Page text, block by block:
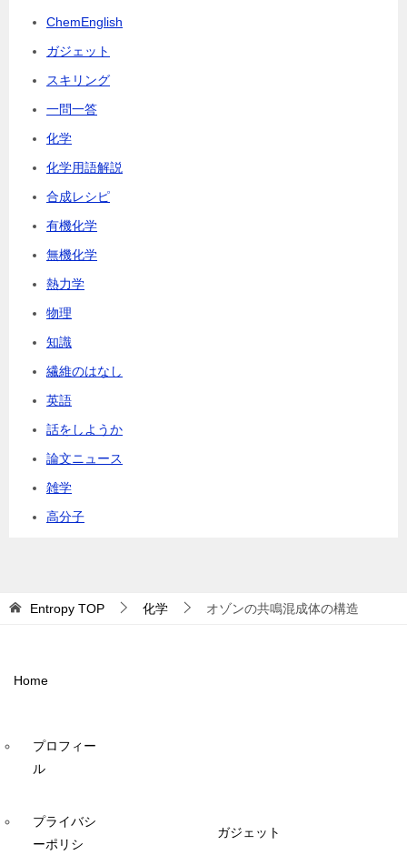
ChemEnglish
ガジェット
スキリング
一問一答
化学
化学用語解説
合成レシピ
有機化学
無機化学
熱力学
物理
知識
繊維のはなし
英語
話をしようか
論文ニュース
雑学
高分子
Entropy TOP 化学 オゾンの共鳴混成体の構造
Home
プロフィー
ル
プライバシ
ーポリシ
ガジェット